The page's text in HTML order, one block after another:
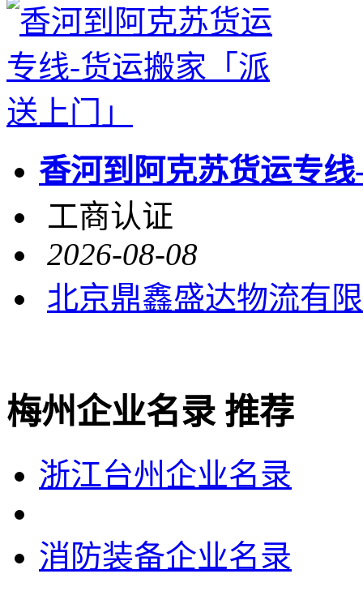
香河到阿克苏货运专
工商认证
2026-08-08
北京鼎鑫盛达物流有
梅州企业名录 推荐
浙江台州企业名录
消防装备企业名录